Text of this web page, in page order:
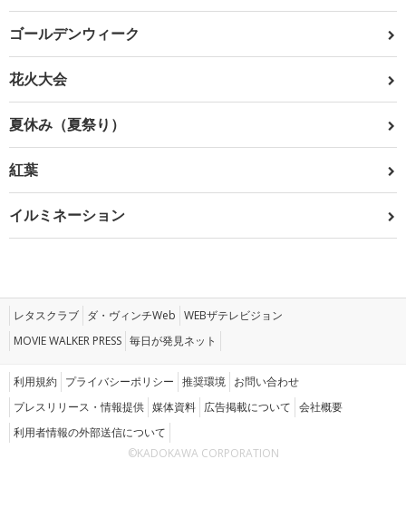
ゴールデンウィーク
花火大会
夏休み（夏祭り）
紅葉
イルミネーション
レタスクラブ ダ・ヴィンチWeb WEBザテレビジョン
MOVIE WALKER PRESS 毎日が発見ネット
利用規約 プライバシーポリシー 推奨環境 お問い合わせ
プレスリリース・情報提供 媒体資料 広告掲載について 会社概要
利用者情報の外部送信について
©KADOKAWA CORPORATION